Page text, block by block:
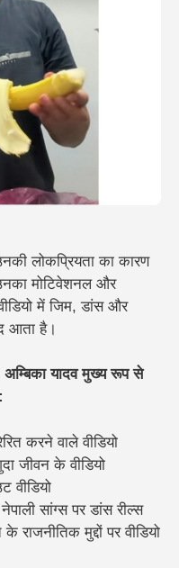
लोकप्रियता का कारण
मोटिवेशनल और
में जिम, डांस और
आता है।
यादव मुख्य रूप से
करने वाले वीडियो
जीवन के वीडियो
वीडियो
सांग्स पर डांस रील्स
राजनीतिक मुद्दों पर वीडियो